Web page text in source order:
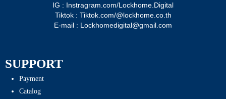
IG : Instragram.com/Lockhome.Digital
Tiktok : Tiktok.com/@lockhome.co.th
E-mail : Lockhomedigital@gmail.com
SUPPORT
Payment
Catalog